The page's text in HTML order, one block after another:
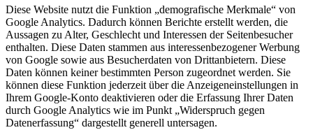
Diese Website nutzt die Funktion „demografische Merkmale“ von
Google Analytics. Dadurch können Berichte erstellt werden, die
Aussagen zu Alter, Geschlecht und Interessen der Seitenbesucher
enthalten. Diese Daten stammen aus interessenbezogener Werbung
von Google sowie aus Besucherdaten von Drittanbietern. Diese
Daten können keiner bestimmten Person zugeordnet werden. Sie
können diese Funktion jederzeit über die Anzeigeneinstellungen in
Ihrem Google-Konto deaktivieren oder die Erfassung Ihrer Daten
durch Google Analytics wie im Punkt „Widerspruch gegen
Datenerfassung“ dargestellt generell untersagen.